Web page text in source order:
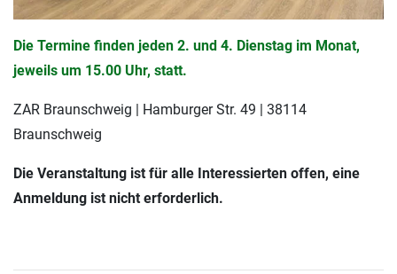
Die Termine finden jeden 2. und 4. Dienstag im Monat,
jeweils um 15.00 Uhr, statt.
ZAR Braunschweig | Hamburger Str. 49 | 38114
Braunschweig
Die Veranstaltung ist für alle Interessierten offen, eine
Anmeldung ist nicht erforderlich.